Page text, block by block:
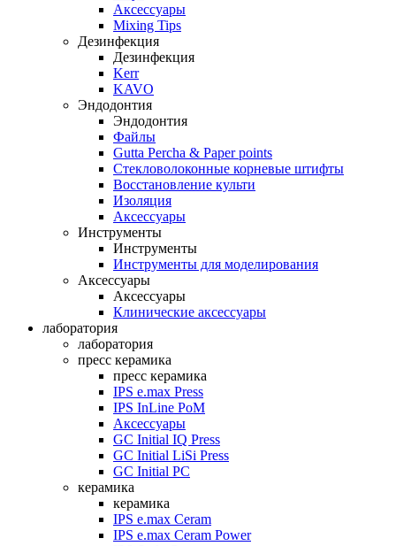
Аксессуары
Mixing Tips
Дезинфекция
Дезинфекция
Kerr
KAVO
Эндодонтия
Эндодонтия
Файлы
Gutta Percha & Paper points
Стекловолоконные корневые штифты
Восстановление культи
Изоляция
Аксессуары
Инструменты
Инструменты
Инструменты для моделирования
Аксессуары
Аксессуары
Клинические аксессуары
лаборатория
лаборатория
пресс керамика
пресс керамика
IPS e.max Press
IPS InLine PoM
Аксессуары
GC Initial IQ Press
GC Initial LiSi Press
GC Initial PC
керамика
керамика
IPS e.max Ceram
IPS e.max Ceram Power